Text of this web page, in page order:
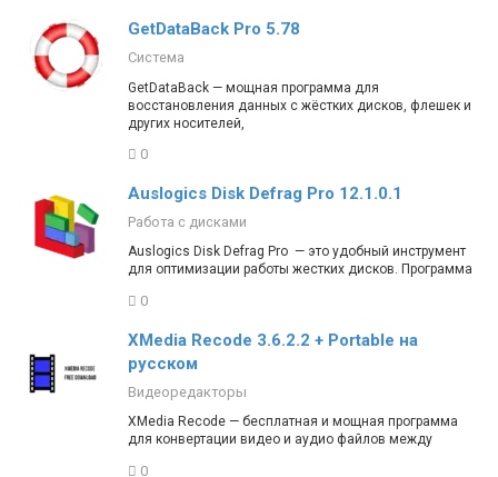
GetDataBack Pro 5.78
Система
GetDataBack — мощная программа для
восстановления данных с жёстких дисков, флешек и
других носителей,
0
Auslogics Disk Defrag Pro 12.1.0.1
Работа с дисками
Auslogics Disk Defrag Pro — это удобный инструмент
для оптимизации работы жестких дисков. Программа
0
XMedia Recode 3.6.2.2 + Portable на
русском
Видеоредакторы
XMedia Recode — бесплатная и мощная программа
для конвертации видео и аудио файлов между
0